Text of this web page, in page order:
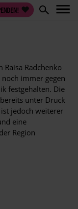
Radchenko
immer gegen
festgehalten. Die
unter Druck
ist jedoch weiterer
eine
Region